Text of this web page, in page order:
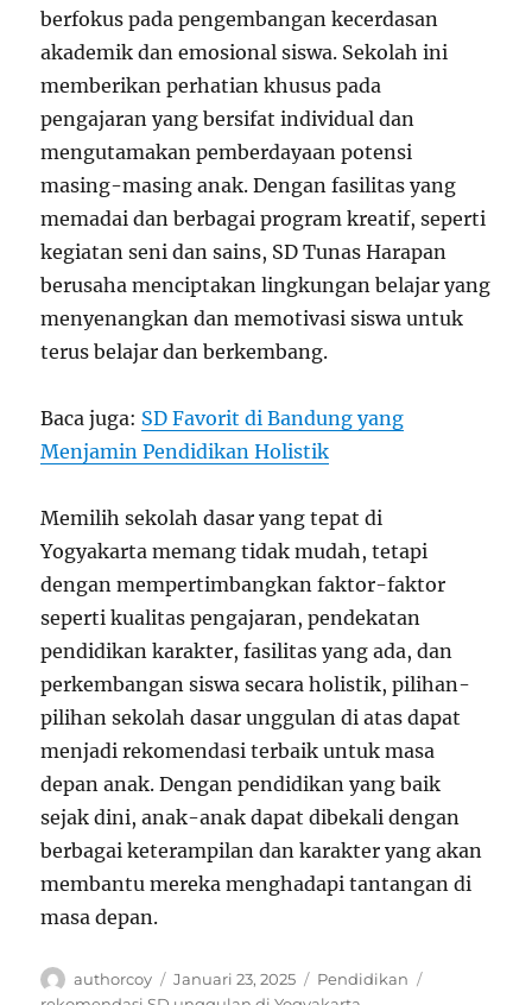
berfokus pada pengembangan kecerdasan
akademik dan emosional siswa. Sekolah ini
memberikan perhatian khusus pada
pengajaran yang bersifat individual dan
mengutamakan pemberdayaan potensi
masing-masing anak. Dengan fasilitas yang
memadai dan berbagai program kreatif, seperti
kegiatan seni dan sains, SD Tunas Harapan
berusaha menciptakan lingkungan belajar yang
menyenangkan dan memotivasi siswa untuk
terus belajar dan berkembang.
Baca juga: SD Favorit di Bandung yang
Menjamin Pendidikan Holistik
Memilih sekolah dasar yang tepat di
Yogyakarta memang tidak mudah, tetapi
dengan mempertimbangkan faktor-faktor
seperti kualitas pengajaran, pendekatan
pendidikan karakter, fasilitas yang ada, dan
perkembangan siswa secara holistik, pilihan-
pilihan sekolah dasar unggulan di atas dapat
menjadi rekomendasi terbaik untuk masa
depan anak. Dengan pendidikan yang baik
sejak dini, anak-anak dapat dibekali dengan
berbagai keterampilan dan karakter yang akan
membantu mereka menghadapi tantangan di
masa depan.
Author
authorcoy
Posted
Januari 23, 2025 Categories
Pendidikan